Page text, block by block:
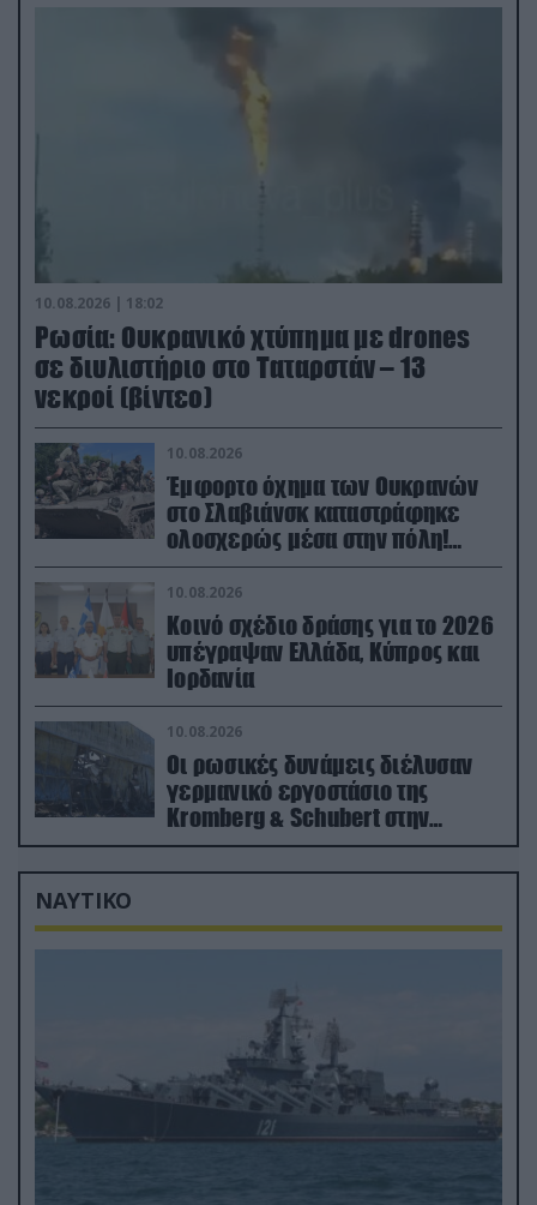
10.08.2026 | 18:02
Ρωσία: Ουκρανικό χτύπημα με drones
σε διυλιστήριο στο Ταταρστάν – 13
νεκροί (βίντεο)
10.08.2026
Έμφορτο όχημα των Ουκρανών
στο Σλαβιάνσκ καταστράφηκε
ολοσχερώς μέσα στην πόλη!
(βίντεο)
10.08.2026
Κοινό σχέδιο δράσης για το 2026
υπέγραψαν Ελλάδα, Κύπρος και
Ιορδανία
10.08.2026
Οι ρωσικές δυνάμεις διέλυσαν
γερμανικό εργοστάσιο της
Kromberg & Schubert στην
Ουκρανία (βίντεο)
ΝΑΥΤΙΚΟ